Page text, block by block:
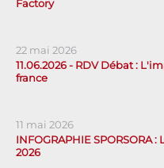
Factory
22 mai 2026
11.06.2026 - RDV Débat :
france
11 mai 2026
INFOGRAPHIE SPORSORA
2026